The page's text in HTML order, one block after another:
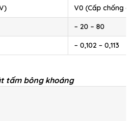
V0 (Cấp chống
– 20 – 80
– 0,102 – 0,113
tấm bông khoáng